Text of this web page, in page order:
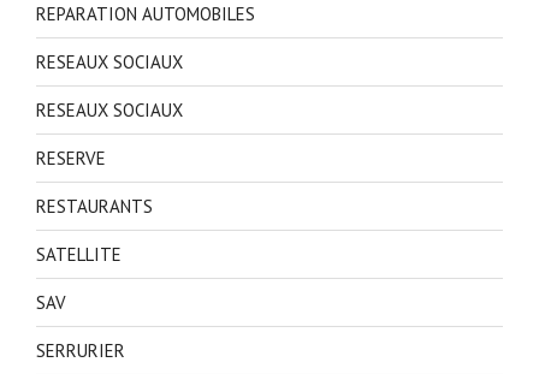
REPARATION AUTOMOBILES
RESEAUX SOCIAUX
RESEAUX SOCIAUX
RESERVE
RESTAURANTS
SATELLITE
SAV
SERRURIER